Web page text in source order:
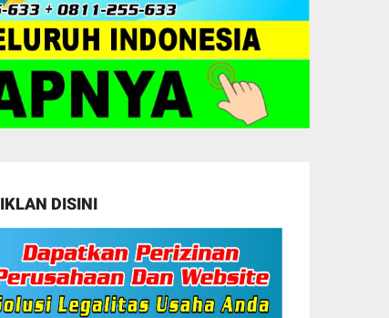
IKLAN DISINI